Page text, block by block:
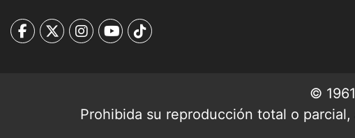
©
Prohibida su reproducción total o